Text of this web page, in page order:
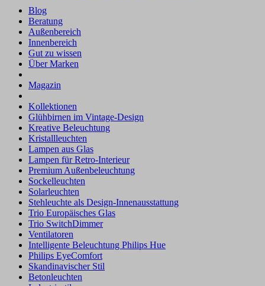
Blog
Beratung
Außenbereich
Innenbereich
Gut zu wissen
Über Marken
Magazin
Kollektionen
Glühbirnen im Vintage-Design
Kreative Beleuchtung
Kristallleuchten
Lampen aus Glas
Lampen für Retro-Interieur
Premium Außenbeleuchtung
Sockelleuchten
Solarleuchten
Stehleuchte als Design-Innenausstattung
Trio Europäisches Glas
Trio SwitchDimmer
Ventilatoren
Intelligente Beleuchtung Philips Hue
Philips EyeComfort
Skandinavischer Stil
Betonleuchten